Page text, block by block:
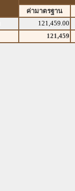
ค่ามาตรฐาน
121,459.00
121,459